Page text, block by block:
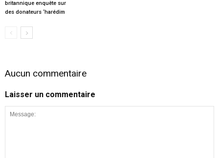
britannique enquête sur
des donateurs ‘harédim
Aucun commentaire
Laisser un commentaire